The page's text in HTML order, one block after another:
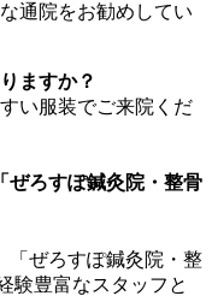
通院をお勧めしてい
ますか？
い服装でご来院くだ
ぜろすぽ鍼灸院・整骨
「ぜろすぽ鍼灸院・整
験豊富なスタッフと